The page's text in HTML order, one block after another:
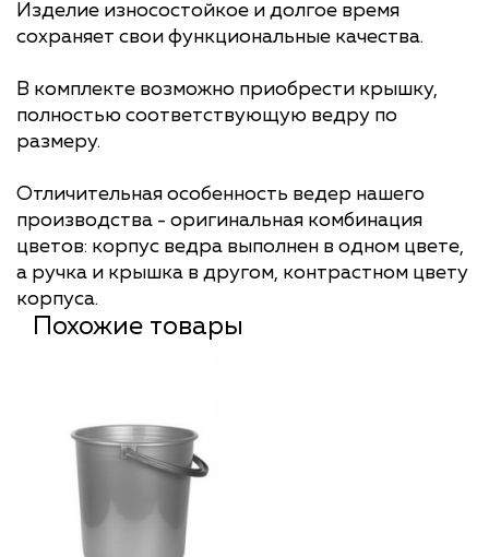
Изделие износостойкое и долгое время
сохраняет свои функциональные качества.
В комплекте возможно приобрести крышку,
полностью соответствующую ведру по
размеру.
Отличительная особенность ведер нашего
производства - оригинальная комбинация
цветов: корпус ведра выполнен в одном цвете,
а ручка и крышка в другом, контрастном цвету
корпуса.
Похожие товары